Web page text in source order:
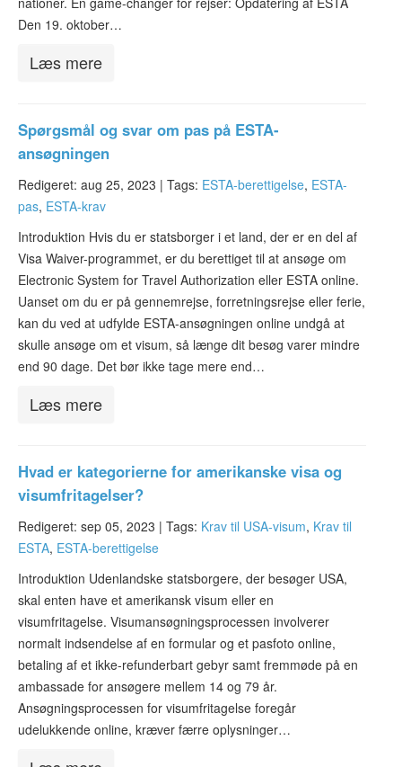
Den 19. oktober…
Læs mere
Spørgsmål og svar om pas på ESTA-
ansøgningen
Redigeret: aug 25, 2023 | Tags: ESTA-berettigelse, ESTA-
pas, ESTA-krav
Introduktion Hvis du er statsborger i et land, der er en del af
Visa Waiver-programmet, er du berettiget til at ansøge om
Electronic System for Travel Authorization eller ESTA online.
Uanset om du er på gennemrejse, forretningsrejse eller ferie,
kan du ved at udfylde ESTA-ansøgningen online undgå at
skulle ansøge om et visum, så længe dit besøg varer mindre
end 90 dage. Det bør ikke tage mere end…
Læs mere
Hvad er kategorierne for amerikanske visa og
visumfritagelser?
Redigeret: sep 05, 2023 | Tags: Krav til USA-visum, Krav til
ESTA, ESTA-berettigelse
Introduktion Udenlandske statsborgere, der besøger USA,
skal enten have et amerikansk visum eller en
visumfritagelse. Visumansøgningsprocessen involverer
normalt indsendelse af en formular og et pasfoto online,
betaling af et ikke-refunderbart gebyr samt fremmøde på en
ambassade for ansøgere mellem 14 og 79 år.
Ansøgningsprocessen for visumfritagelse foregår
udelukkende online, kræver færre oplysninger…